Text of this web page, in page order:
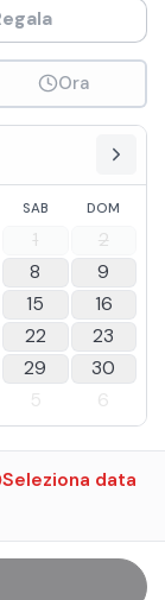
Ora
SAB DOM
1
2
8
9
15
16
22
23
29
30
5 6
Seleziona data